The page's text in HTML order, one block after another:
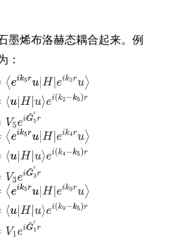
墨烯布洛赫态耦合起来。例
：